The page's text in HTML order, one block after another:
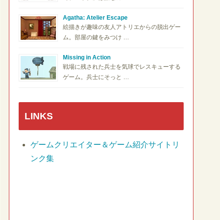
Agatha: Atelier Escape
絵描きが趣味の友人アトリエからの脱出ゲー
ム。部屋の鍵をみつけ …
Missing in Action
戦場に残された兵士を気球でレスキューする
ゲーム。兵士にそっと …
LINKS
ゲームクリエイター＆ゲーム紹介サイトリ
ンク集